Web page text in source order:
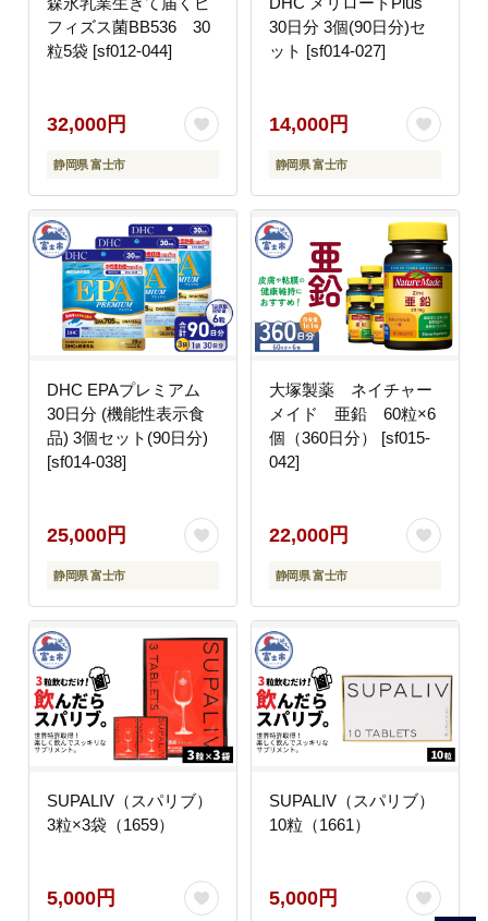
フィズス菌BB536 30
粒5袋 [sf012-044]
32,000円
静岡県 富士市
30日分 3個(90日分)セ
ット [sf014-027]
14,000円
静岡県 富士市
DHC EPAプレミアム
30日分 (機能性表示食
品) 3個セット(90日分)
[sf014-038]
25,000円
静岡県 富士市
大塚製薬 ネイチャー
メイド 亜鉛 60粒×6
個（360日分） [sf015-
042]
22,000円
静岡県 富士市
SUPALIV（スパリブ）
3粒×3袋（1659）
5,000円
SUPALIV（スパリブ）
10粒（1661）
5,000円